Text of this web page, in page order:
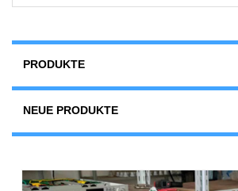
PRODUKTE
NEUE PRODUKTE